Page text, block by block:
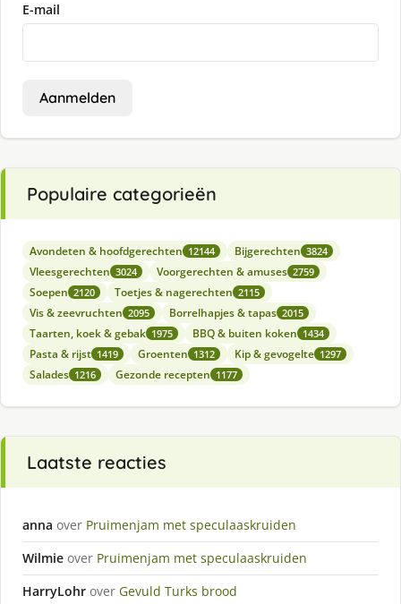
E-mail
Aanmelden
Populaire categorieën
Avondeten & hoofdgerechten 12144 Bijgerechten 3824
Vleesgerechten 3024 Voorgerechten & amuses 2759
Soepen 2120 Toetjes & nagerechten 2115
Vis & zeevruchten 2095 Borrelhapjes & tapas 2015
Taarten, koek & gebak 1975 BBQ & buiten koken 1434
Pasta & rijst 1419 Groenten 1312 Kip & gevogelte 1297
Salades 1216 Gezonde recepten 1177
Laatste reacties
anna over Pruimenjam met speculaaskruiden
Wilmie over Pruimenjam met speculaaskruiden
HarryLohr over Gevuld Turks brood